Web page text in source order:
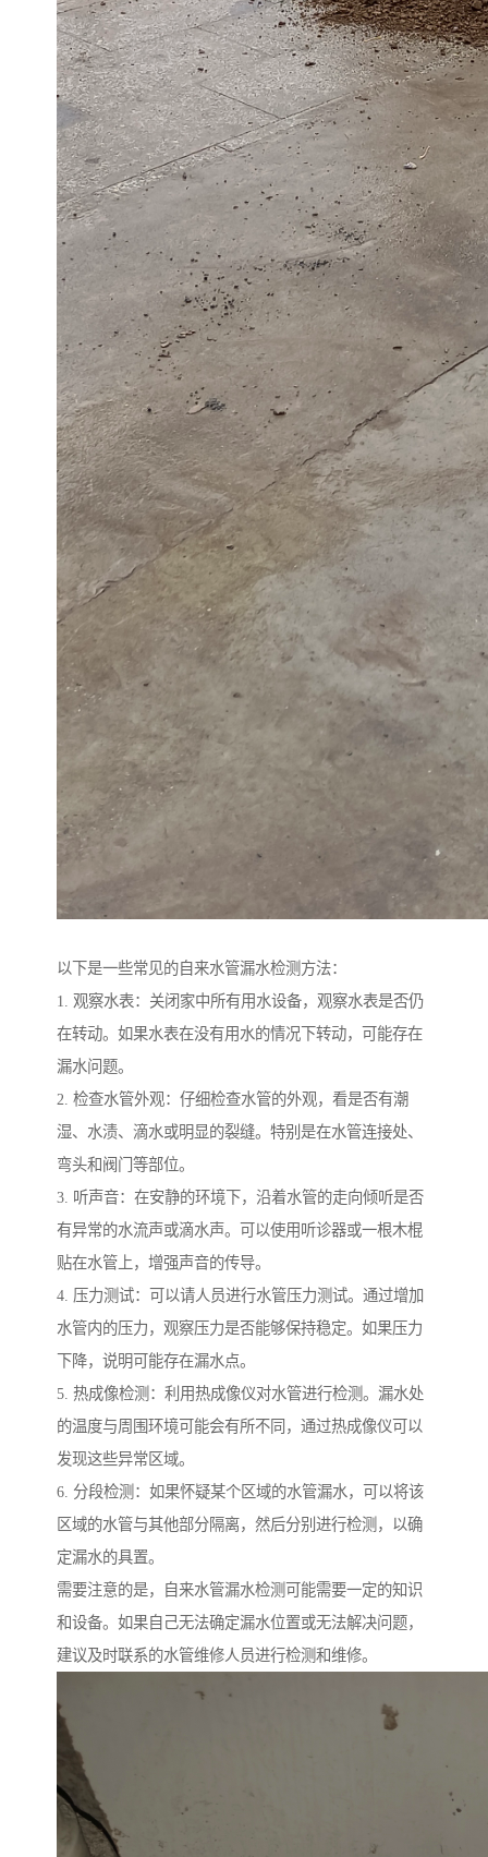
以下是一些常见的自来水管漏水检测方法：
1. 观察水表：关闭家中所有用水设备，观察水表是否仍
在转动。如果水表在没有用水的情况下转动，可能存在
漏水问题。
2. 检查水管外观：仔细检查水管的外观，看是否有潮
湿、水渍、滴水或明显的裂缝。特别是在水管连接处、
弯头和阀门等部位。
3. 听声音：在安静的环境下，沿着水管的走向倾听是否
有异常的水流声或滴水声。可以使用听诊器或一根木棍
贴在水管上，增强声音的传导。
4. 压力测试：可以请人员进行水管压力测试。通过增加
水管内的压力，观察压力是否能够保持稳定。如果压力
下降，说明可能存在漏水点。
5. 热成像检测：利用热成像仪对水管进行检测。漏水处
的温度与周围环境可能会有所不同，通过热成像仪可以
发现这些异常区域。
6. 分段检测：如果怀疑某个区域的水管漏水，可以将该
区域的水管与其他部分隔离，然后分别进行检测，以确
定漏水的具置。
需要注意的是，自来水管漏水检测可能需要一定的知识
和设备。如果自己无法确定漏水位置或无法解决问题，
建议及时联系的水管维修人员进行检测和维修。